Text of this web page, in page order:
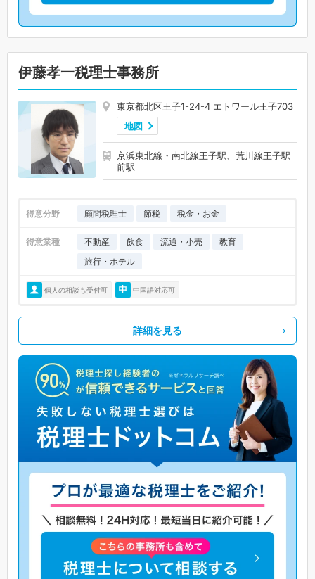
伊藤孝一税理士事務所
東京都北区王子1-24-4 エトワール王子703
地図
京浜東北線・南北線王子駅、荒川線王子駅
前駅
得意分野 顧問税理士 節税 税金・お金
得意業種 不動産 飲食 流通・小売
教育
旅行・ホテル
個人の相談も受付可 中国語対応可
詳細を見る